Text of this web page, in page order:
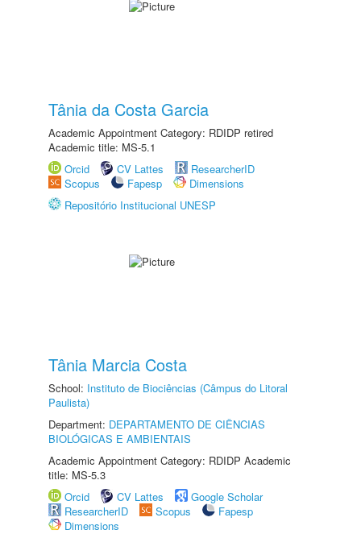
Tânia da Costa Garcia
Academic Appointment Category: RDIDP retired
Academic title: MS-5.1
Orcid
CV Lattes
ResearcherID
Scopus
Fapesp
Dimensions
Repositório Institucional UNESP
Tânia Marcia Costa
School: Instituto de Biociências (Câmpus do Litoral
Paulista)
Department: DEPARTAMENTO DE CIÊNCIAS
BIOLÓGICAS E AMBIENTAIS
Academic Appointment Category: RDIDP Academic
title: MS-5.3
Orcid
CV Lattes
Google Scholar
ResearcherID
Scopus
Fapesp
Dimensions